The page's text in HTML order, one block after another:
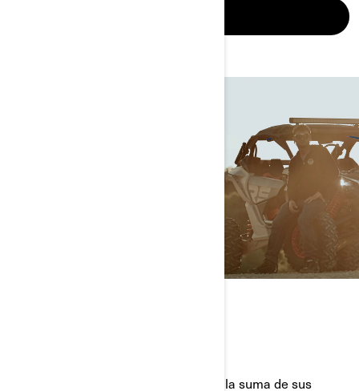
Un Can-Am Maverick X3 es más que la suma de sus